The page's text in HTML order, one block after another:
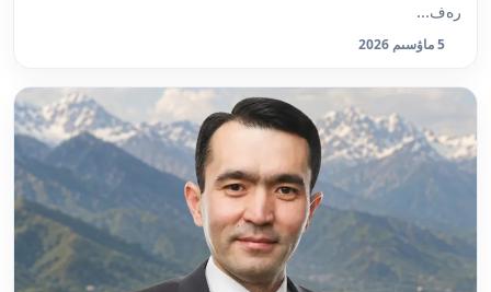
رەف...
5 ماۋسىم 2026